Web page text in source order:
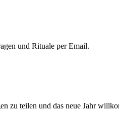
und Rituale per Email.
zu teilen und das neue Jahr